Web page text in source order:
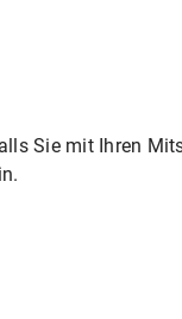
Sie mit Ihren